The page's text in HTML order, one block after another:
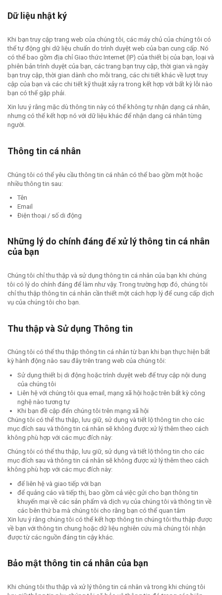
Dữ liệu nhật ký
Khi bạn truy cập trang web của chúng tôi, các máy chủ của chúng tôi có
thể tự động ghi dữ liệu chuẩn do trình duyệt web của bạn cung cấp. Nó
có thể bao gồm địa chỉ Giao thức Internet (IP) của thiết bị của bạn, loại và
phiên bản trình duyệt của bạn, các trang bạn truy cập, thời gian và ngày
bạn truy cập, thời gian dành cho mỗi trang, các chi tiết khác về lượt truy
cập của bạn và các chi tiết kỹ thuật xảy ra trong kết hợp với bất kỳ lỗi nào
bạn có thể gặp phải.
Xin lưu ý rằng mặc dù thông tin này có thể không tự nhận dạng cá nhân,
nhưng có thể kết hợp nó với dữ liệu khác để nhận dạng cá nhân từng
người.
Thông tin cá nhân
Chúng tôi có thể yêu cầu thông tin cá nhân có thể bao gồm một hoặc
nhiều thông tin sau:
Tên
Email
Điện thoại / số di động
Những lý do chính đáng để xử lý thông tin cá nhân
của bạn
Chúng tôi chỉ thu thập và sử dụng thông tin cá nhân của bạn khi chúng
tôi có lý do chính đáng để làm như vậy. Trong trường hợp đó, chúng tôi
chỉ thu thập thông tin cá nhân cần thiết một cách hợp lý để cung cấp dịch
vụ của chúng tôi cho bạn.
Thu thập và Sử dụng Thông tin
Chúng tôi có thể thu thập thông tin cá nhân từ bạn khi bạn thực hiện bất
kỳ hành động nào sau đây trên trang web của chúng tôi:
Sử dụng thiết bị di động hoặc trình duyệt web để truy cập nội dung
của chúng tôi
Liên hệ với chúng tôi qua email, mạng xã hội hoặc trên bất kỳ công
nghệ nào tương tự
Khi bạn đề cập đến chúng tôi trên mạng xã hội
Chúng tôi có thể thu thập, lưu giữ, sử dụng và tiết lộ thông tin cho các
mục đích sau và thông tin cá nhân sẽ không được xử lý thêm theo cách
không phù hợp với các mục đích này:
Chúng tôi có thể thu thập, lưu giữ, sử dụng và tiết lộ thông tin cho các
mục đích sau và thông tin cá nhân sẽ không được xử lý thêm theo cách
không phù hợp với các mục đích này:
để liên hệ và giao tiếp với bạn
để quảng cáo và tiếp thị, bao gồm cả việc gửi cho bạn thông tin
khuyến mại về các sản phẩm và dịch vụ của chúng tôi và thông tin về
các bên thứ ba mà chúng tôi cho rằng bạn có thể quan tâm
Xin lưu ý rằng chúng tôi có thể kết hợp thông tin chúng tôi thu thập được
về bạn với thông tin chung hoặc dữ liệu nghiên cứu mà chúng tôi nhận
được từ các nguồn đáng tin cậy khác.
Bảo mật thông tin cá nhân của bạn
Khi chúng tôi thu thập và xử lý thông tin cá nhân và trong khi chúng tôi